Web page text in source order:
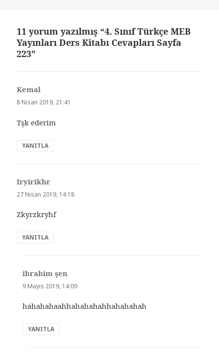
11 yorum yazılmış “4. Sınıf Türkçe MEB
Yayınları Ders Kitabı Cevapları Sayfa
223”
Kemal
ki:
8 Nisan 2019, 21:41
Tşk ederim
YANITLA
Iryirikhr
ki:
27 Nisan 2019, 14:18
Zkyrzkryhf
YANITLA
ibrahim şen
ki:
9 Mayıs 2019, 14:09
hahahahaahhahahahahhahahahah
YANITLA